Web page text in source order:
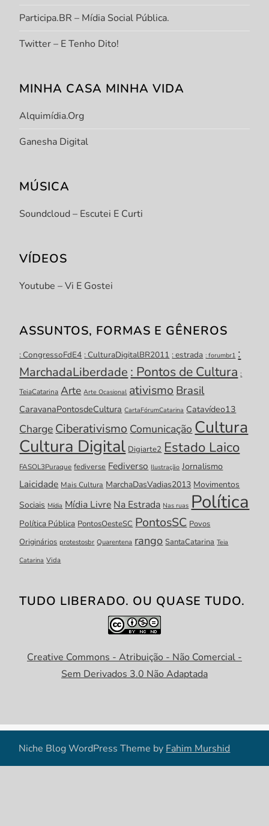
Participa.BR – Mídia Social Pública.
Twitter – E Tenho Dito!
MINHA CASA MINHA VIDA
Alquimídia.org
Ganesha Digital
MÚSICA
Soundcloud – Escutei E Curti
VÍDEOS
Youtube – Vi E Gostei
ASSUNTOS, FORMAS E GÊNEROS
: CongressoFdE4 : CulturaDigitalBR2011 : estrada : forumbr1 :
MarchadaLiberdade : Pontos de Cultura :
TeiaCatarina Arte Arte Ocasional ativismoBrasil
CaravanaPontosdeCultura CartaFórumCatarina Catavídeo13
ChargeCiberativismoComunicação Cultura
Cultura Digital Digiarte2 Estado Laico
FASOL3Puraque fediverse Fediverso Ilustração Jornalismo
Laicidade Mais Cultura MarchaDasVadias2013 Movimentos
Sociais Mídia Mídia LivreNa Estrada Nas ruas Política
Política Pública PontosOesteSC PontosSC Povos
Originários protestosbr Quarentena rango SantaCatarina Teia
Catarina Vida
TUDO LIBERADO. OU QUASE TUDO.
Creative Commons - Atribuição - Não Comercial -
Sem Derivados 3.0 Não Adaptada
Niche Blog WordPress Theme byFahim Murshid